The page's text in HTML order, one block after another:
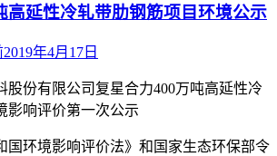
高延性冷轧带肋钢筋项目环境公示
2019年4月17日
股份有限公司复星合力400万吨高延性冷
影响评价第一次公示
国环境影响评价法》和国家生态环保部令